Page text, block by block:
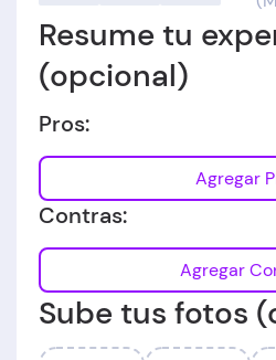
Resume tu
(opcional)
Pros:
Contras:
Sube tus fotos